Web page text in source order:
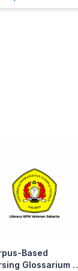
Based
Glossarium =